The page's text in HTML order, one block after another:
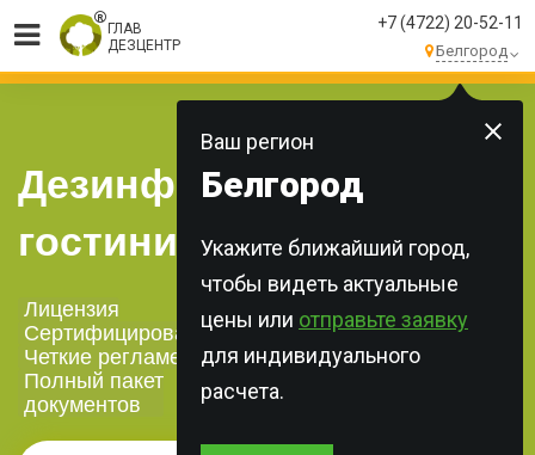
ГЛАВ
ДЕЗЦЕНТР
+7 (4722) 20-52-11
Белгород
Ваш регион
Белгород
Укажите ближайший город,
чтобы видеть актуальные
цены или отправьте заявку
для индивидуального
расчета.
МЫ ВЫПОЛНЯЕМБОЛЕЕ 250 ЗАКАЗОВ
КАЖДЫЙ ДЕНЬ!
Дезинфекция
гостиниц
Лицензия
Сертифицированная химия
Четкие регламенты
Полный пакет
документов